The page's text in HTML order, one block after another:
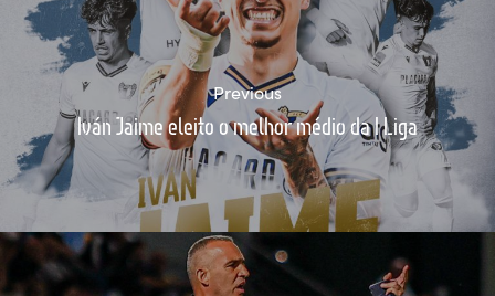
Previous
Iván Jaime eleito o melhor médio da I Liga